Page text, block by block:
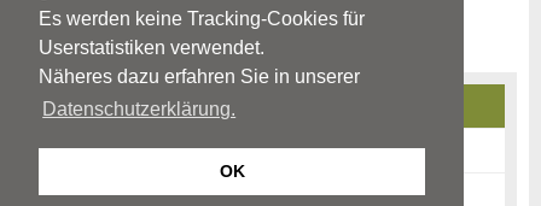
Es werden keine Tracking-Cookies für
Userstatistiken verwendet.
Näheres dazu erfahren Sie in unserer
Datenschutzerklärung.
OK
Depression
Ursachen
Erkrankungsbild